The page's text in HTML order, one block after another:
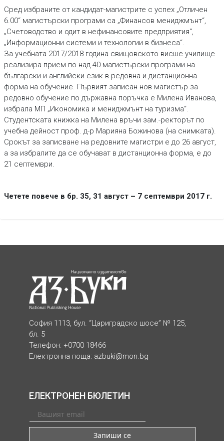
Сред избраните от кандидат-магистрите с успех „Отличен
6.00“ магистърски програми са „Финансов мениджмънт“,
„Счетоводство и одит в нефинансовите предприятия“,
„Информационни системи и технологии в бизнеса“.
За учебната 2017/2018 година свищовското висше училище
реализира прием по над 40 магистърски програми на
български и английски език в редовна и дистанционна
форма на обучение. Първият записан нов магистър за
редовно обучение по държавна поръчка е Милена Иванова,
избрала МП „Икономика и мениджмънт на туризма“.
Студентската книжка на Милена връчи зам.-ректорът по
учебна дейност проф. д-р Марияна Божинова (на снимката).
Срокът за записване на редовните магистри е до 26 август,
а за избралите да се обучават в дистанционна форма, е до
21 септември.
Четете повече в бр. 35, 31 август – 7 септември 2017 г.
София 1113, бул. “Цариградско шосе” № 125,
бл. 5
Телефон: +0700 18466
Електронна поща: azbuki@mon.bg
ЕЛЕКТРОНЕН БЮЛЕТИН
Запиши се